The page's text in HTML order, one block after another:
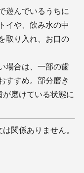
遊んでいるうちに
イや、飲み水の中
取り入れ、お口の
場合は、一部の歯
すすめ。部分磨き
磨けている状態に
関係ありません。